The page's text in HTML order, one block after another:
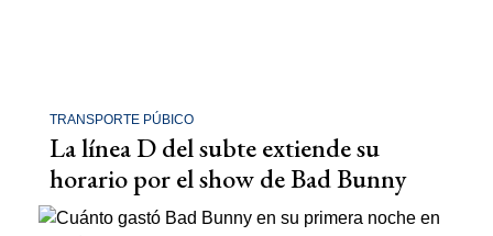
TRANSPORTE PÚBICO
La línea D del subte extiende su
horario por el show de Bad Bunny